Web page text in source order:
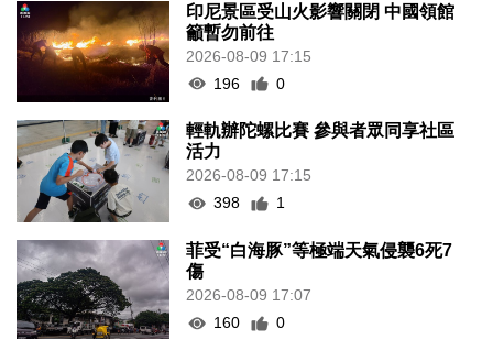
印尼景區受山火影響關閉 中國領館
籲暫勿前往
2026-08-09 17:15
196
0
輕軌辦陀螺比賽 參與者眾同享社區
活力
2026-08-09 17:15
398
1
菲受“白海豚”等極端天氣侵襲6死7
傷
2026-08-09 17:07
160
0